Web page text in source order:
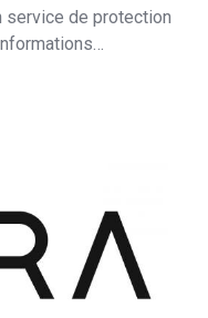
service de protection